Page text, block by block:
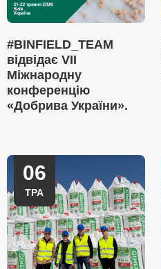
#BINFIELD_TEAM
відвідає VII
Міжнародну
конференцію
«Добрива України».
06
ТРА